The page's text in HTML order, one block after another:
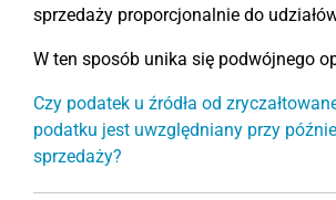
sprzedaży proporcjonalnie do
W ten sposób unika się podwójnego
Czy podatek u źródła od
podatku jest uwzględniany przy
sprzedaży?